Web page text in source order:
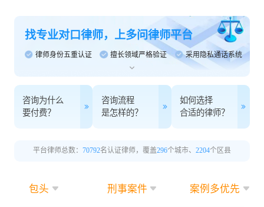
找专业对口律师，上多问律师平台
律师身份五重认证 擅长领域严格验证 采用隐私通话系统
咨询为什么
要付费？
咨询流程
是怎样的？
如何选择
合适的律师？
平台律师总数： 70792名认证律师，覆盖296个城市、 2204个区县
包头 刑事案件 案例多优先